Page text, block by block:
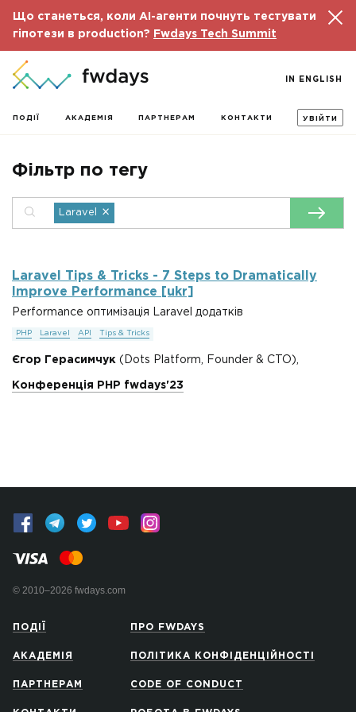
Що станеться, коли AI-агенти почнуть тестувати
гіпотези в production?
Fwdays Tech Summit
ПОДІЇ АКАДЕМІЯ ПАРТНЕРАМ КОНТАКТИ УВІЙТИ
IN ENGLISH
Фільтр по тегу
Laravel ×
Laravel Tips & Tricks - 7 Steps to Dramatically
Improve Performance [ukr]
Performance оптимізація Laravel додатків
PHP Laravel API Tips & Tricks
Єгор Герасимчук (Dots Platform, Founder & CTO),
Конференція PHP fwdays'23
© 2010–2026 fwdays.com
ПОДІЇ
АКАДЕМІЯ
ПАРТНЕРАМ
ПРО FWDAYS
ПОЛІТИКА КОНФІДЕНЦІЙНОСТІ
CODE OF CONDUCT